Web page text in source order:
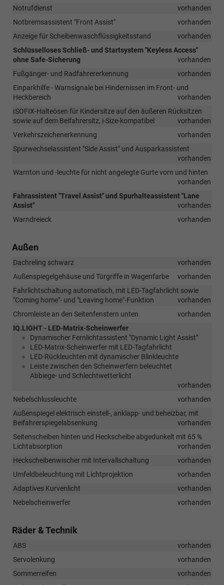
Notrufdienst
vorhanden
Notbremsassistent "Front Assist"
vorhanden
Anzeige für Scheibenwaschflüssigkeitsstand
vorhanden
Schlüsselloses Schließ- und Startsystem "Keyless Access"
ohne Safe-Sicherung
vorhanden
Fußgänger- und Radfahrererkennung
vorhanden
Einparkhilfe - Warnsignale bei Hindernissen im Front- und
Heckbereich
vorhanden
ISOFIX-Halteösen für Kindersitze auf den äußeren Rücksitzen
sowie auf dem Beifahrersitz, i-Size-kompatibel
vorhanden
Verkehrszeichenerkennung
vorhanden
Spurwechselassistent "Side Assist" und Ausparkassistent
vorhanden
Warnton und -leuchte für nicht angelegte Gurte vorn und hinten
vorhanden
Fahrassistent "Travel Assist" und Spurhalteassistent "Lane
Assist"
vorhanden
Warndreieck
vorhanden
Außen
Dachreling schwarz
vorhanden
Außenspiegelgehäuse und Türgriffe in Wagenfarbe
vorhanden
Fahrlichtschaltung automatisch, mit LED-Tagfahrlicht sowie
"Coming home"- und "Leaving home"-Funktion
vorhanden
Chromleiste an den Seitenfenstern unten
vorhanden
IQ.LIGHT - LED-Matrix-Scheinwerfer
Dynamischer Fernlichtassistent "Dynamic Light Assist"
LED-Matrix-Scheinwerfer mit LED-Tagfahrlicht
LED-Rückleuchten mit dynamischer Blinkleuchte
Leiste zwischen den Scheinwerfern beleuchtet
Abbiege- und Schlechtwetterlicht
vorhanden
Nebelschlussleuchte
vorhanden
Außenspiegel elektrisch einstell-, anklapp- und beheizbar, mit
Beifahrerspiegelabsenkung
vorhanden
Seitenscheiben hinten und Heckscheibe abgedunkelt mit 65 %
Lichtabsorption
vorhanden
Heckscheibenwischer mit Intervallschaltung
vorhanden
Umfeldbeleuchtung mit Lichtprojektion
vorhanden
Adaptives Kurvenlicht
vorhanden
Nebelscheinwerfer
vorhanden
Räder & Technik
ABS
vorhanden
Servolenkung
vorhanden
Sommerreifen
vorhanden